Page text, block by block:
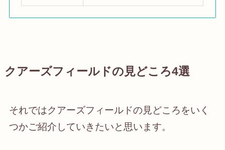
クアーズフィールドの見どころ4選
それではクアーズフィールドの見どころをいく
つかご紹介していきたいと思います。